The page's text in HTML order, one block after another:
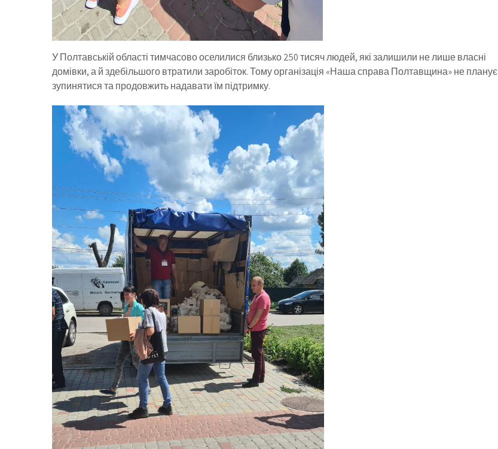
У Полтавській області тимчасово оселилися близько 250 тисяч людей, які залишили не лише власні
домівки, а й здебільшого втратили заробіток. Тому організація «Наша справа Полтавщина» не планує
зупинятися та продовжить надавати їм підтримку.